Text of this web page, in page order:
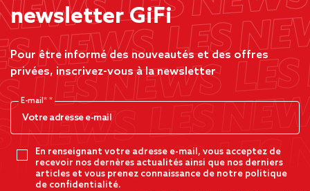
newsletter GiFi
Pour être informé des nouveautés et des offres
privées, inscrivez-vous à la newsletter
E-mail*
En renseignant votre adresse e-mail, vous acceptez de
recevoir nos dernères actualités ainsi que nos derniers
articles et vous prenez connaissance de notre politique
de confidentialité.